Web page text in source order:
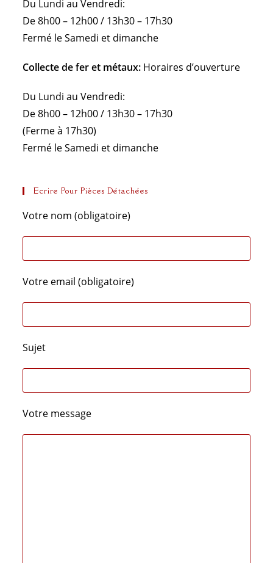
Du Lundi au Vendredi:
De 8h00 – 12h00 / 13h30 – 17h30
Fermé le Samedi et dimanche
Collecte de fer et métaux: Horaires d’ouverture
Du Lundi au Vendredi:
De 8h00 – 12h00 / 13h30 – 17h30
(Ferme à 17h30)
Fermé le Samedi et dimanche
Ecrire Pour Pièces Détachées
Votre nom (obligatoire)
Votre email (obligatoire)
Sujet
Votre message